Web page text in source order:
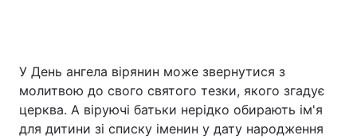
У День ангела вірянин може звернутися з
молитвою до свого святого тезки, якого згадує
церква. А віруючі батьки нерідко обирають ім'я
для дитини зі списку іменин у дату народження